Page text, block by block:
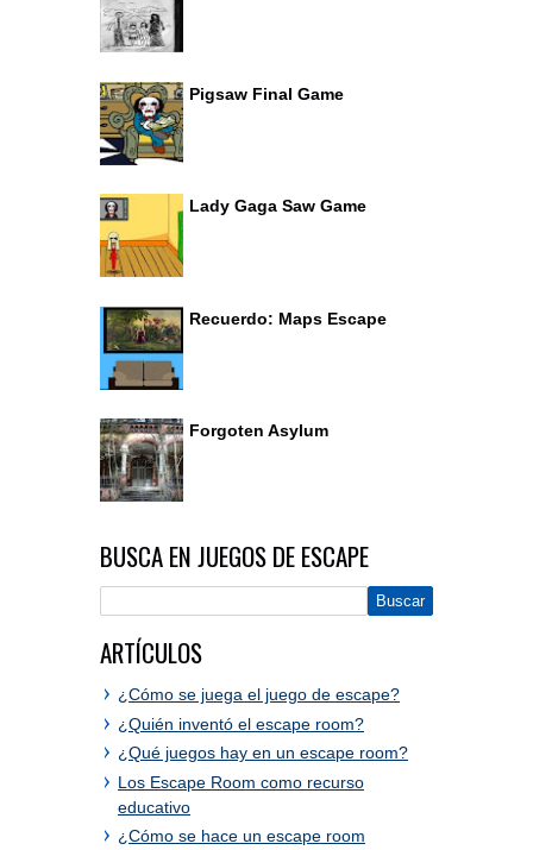
Pigsaw Final Game
Lady Gaga Saw Game
Recuerdo: Maps Escape
Forgoten Asylum
BUSCA EN JUEGOS DE ESCAPE
ARTÍCULOS
¿Cómo se juega el juego de escape?
¿Quién inventó el escape room?
¿Qué juegos hay en un escape room?
Los Escape Room como recurso
educativo
¿Cómo se hace un escape room